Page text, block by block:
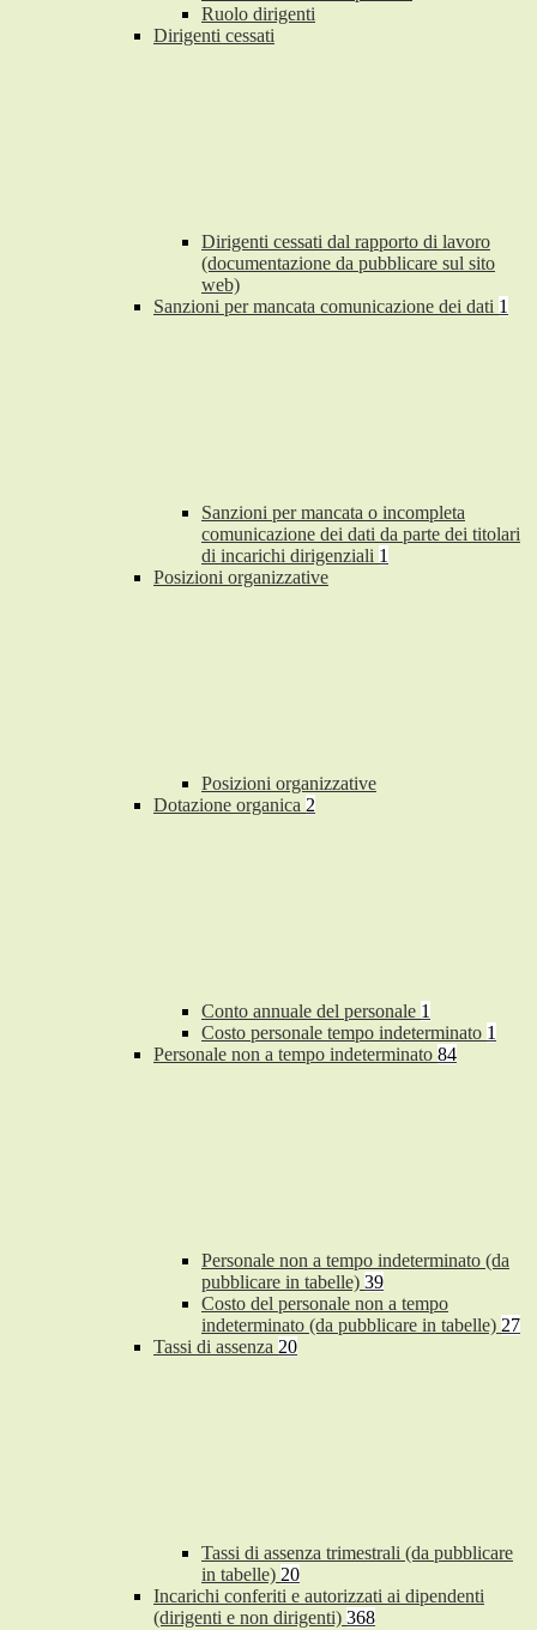
Ruolo dirigenti
Dirigenti cessati
Dirigenti cessati dal rapporto di lavoro
(documentazione da pubblicare sul sito
web)
Sanzioni per mancata comunicazione dei dati 1
Sanzioni per mancata o incompleta
comunicazione dei dati da parte dei titolari
di incarichi dirigenziali 1
Posizioni organizzative
Posizioni organizzative
Dotazione organica 2
Conto annuale del personale 1
Costo personale tempo indeterminato 1
Personale non a tempo indeterminato 84
Personale non a tempo indeterminato (da
pubblicare in tabelle) 39
Costo del personale non a tempo
indeterminato (da pubblicare in tabelle) 27
Tassi di assenza 20
Tassi di assenza trimestrali (da pubblicare
in tabelle) 20
Incarichi conferiti e autorizzati ai dipendenti
(dirigenti e non dirigenti) 368